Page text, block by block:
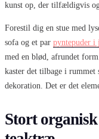
kunst op, der tilfældigvis
Forestil dig en stue med
sofa og et par pyntepuder i
med en blød, afrundet
kaster det tilbage i
dekoration. Det er det
Stort